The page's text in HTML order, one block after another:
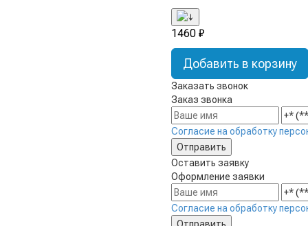
1460 ₽
Добавить в корзину
Заказать звонок
Заказ звонка
Согласие на обработку
Оставить заявку
Оформление заявки
Согласие на обработку